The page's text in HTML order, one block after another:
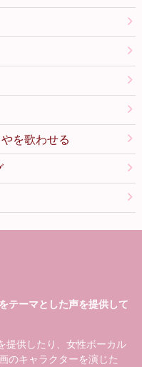
を歌わせる
テーマとした声を提供して
提供したり、女性ボーカル
のキャラクターを演じた